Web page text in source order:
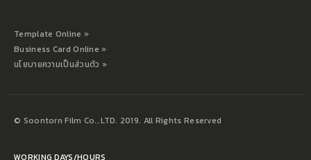
Business Card Online »
นโยบายความเป็นส่วนตัว »
จันทร์ – เสาร์ / 09:00 – 18.00